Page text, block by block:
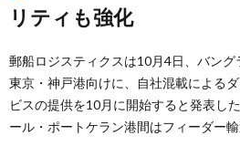
リティも強化
郵船ロジスティクスは10月4日、バン
東京・神戸港向けに、自社混載による
ビスの提供を10月に開始すると発表し
ール・ポートケラン港間はフィーダー輸